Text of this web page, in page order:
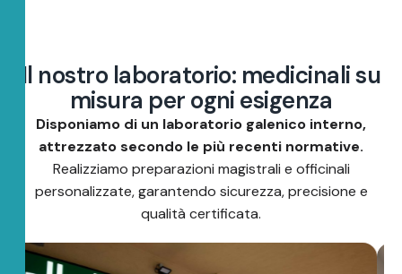
Il nostro laboratorio: medicinalisu
misura per ogni esigenza
Disponiamo di un laboratorio galenico interno,
attrezzato secondo le più recenti normative.
Realizziamo preparazioni magistrali e officinali
personalizzate, garantendo sicurezza, precisione e
qualità certificata.